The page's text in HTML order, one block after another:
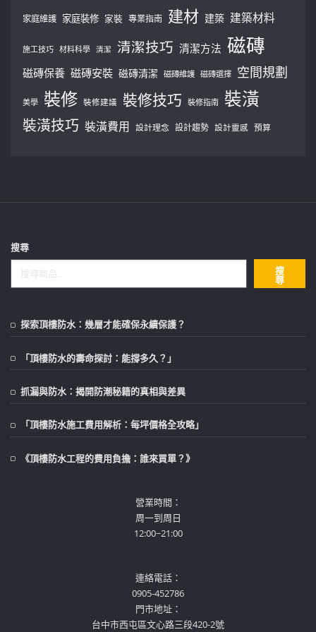
家庭維護 家庭裝修 家裝 專業指南 建材 建築 建築材料
施工技巧 材料科學 清潔 清潔技巧 清潔方法 磁磚
磁磚保養 磁磚安裝 磁磚清潔 磁磚維護 磁磚選擇 空間規劃
美學 裝修 裝修建議 裝修技巧 裝修指南 裝潢
裝潢技巧 裝潢費用 設計理念 設計趨勢 設計靈感 預算
搜尋
搜
尋
探索頂樓防水：幾層才能確保永續保護？
「頂樓防水的壽命探討：能撐多久？」
抓漏與防水：揭開防潮秘籍的真相與差異
「頂樓防水施工費用解析：每坪價格全攻略」
《頂樓防水工程的費用負擔：誰來買單？》
營業時間：
周一到周日
12:00~21:00
連絡電話：
0905-452786
門市地址：
台中市西屯區文心路三段420-2號